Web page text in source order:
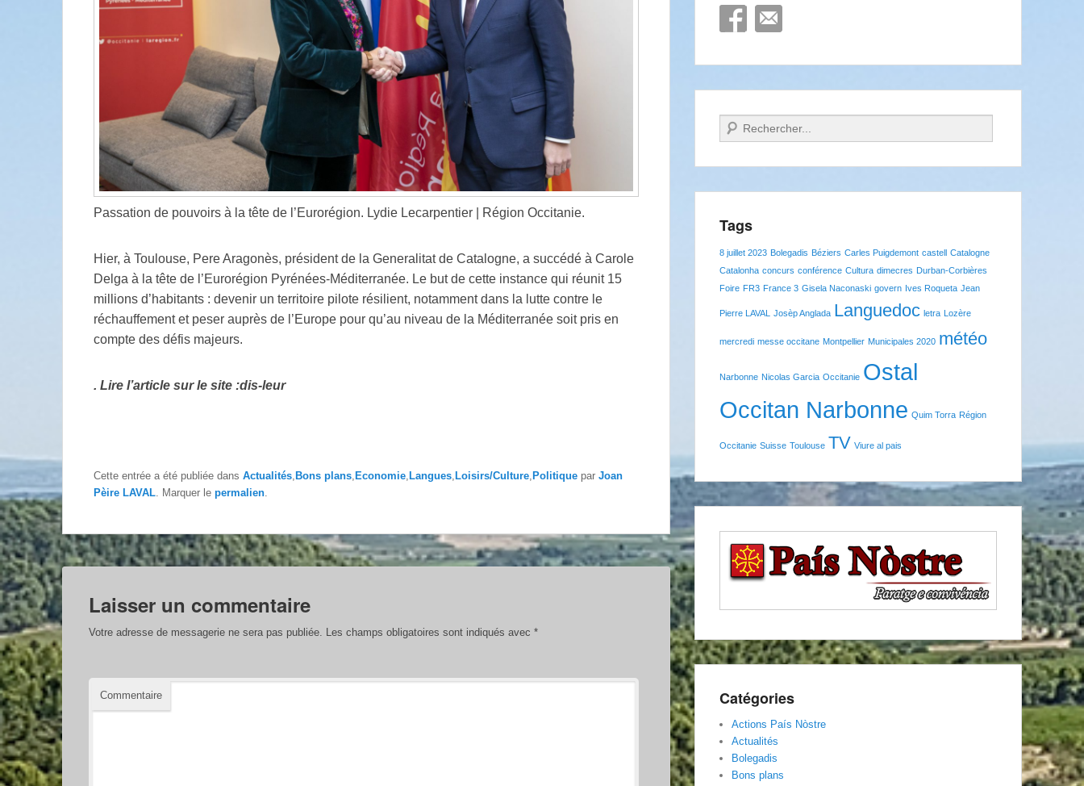
Passation de pouvoirs à la tête de l’Eurorégion. Lydie Lecarpentier | Région Occitanie.
Hier, à Toulouse, Pere Aragonès, président de la Generalitat de Catalogne, a succédé à Carole
Delga à la tête de l’Eurorégion Pyrénées-Méditerranée. Le but de cette instance qui réunit 15
millions d’habitants : devenir un territoire pilote résilient, notamment dans la lutte contre le
réchauffement et peser auprès de l’Europe pour qu’au niveau de la Méditerranée soit pris en
compte des défis majeurs.
. Lire l’article sur le site :dis-leur
Cette entrée a été publiée dans Actualités, Bons plans, Economie, Langues, Loisirs/Culture, Politique par Joan
Pèire LAVAL. Marquer le permalien.
Laisser un commentaire
Votre adresse de messagerie ne sera pas publiée. Les champs obligatoires sont indiqués avec *
Commentaire
Recherche
Tags
8 juillet 2023 Bolegadis Béziers Carles Puigdemont castell Catalogne
Catalonha concurs conférence Cultura dimecres Durban-Corbières
Foire FR3 France 3 Gisela Naconaski govern Ives Roqueta Jean
Pierre LAVAL Josèp Anglada Languedoc letra Lozère
mercredi messe occitane Montpellier Municipales 2020 météo
Narbonne Nicolas Garcia Occitanie Ostal
Occitan Narbonne Quim Torra Région
Occitanie Suisse Toulouse TV Viure al pais
Catégories
Actions País Nòstre
Actualités
Bolegadis
Bons plans